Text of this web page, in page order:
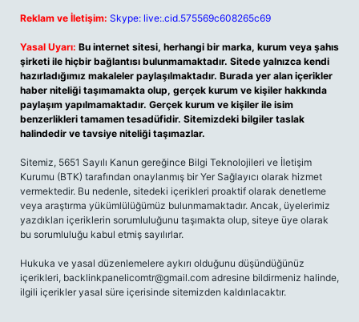
Reklam ve İletişim: Skype: live:.cid.575569c608265c69
Yasal Uyarı: Bu internet sitesi, herhangi bir marka, kurum veya şahıs
şirketi ile hiçbir bağlantısı bulunmamaktadır. Sitede yalnızca kendi
hazırladığımız makaleler paylaşılmaktadır. Burada yer alan içerikler
haber niteliği taşımamakta olup, gerçek kurum ve kişiler hakkında
paylaşım yapılmamaktadır. Gerçek kurum ve kişiler ile isim
benzerlikleri tamamen tesadüfidir. Sitemizdeki bilgiler taslak
halindedir ve tavsiye niteliği taşımazlar.
Sitemiz, 5651 Sayılı Kanun gereğince Bilgi Teknolojileri ve İletişim
Kurumu (BTK) tarafından onaylanmış bir Yer Sağlayıcı olarak hizmet
vermektedir. Bu nedenle, sitedeki içerikleri proaktif olarak denetleme
veya araştırma yükümlülüğümüz bulunmamaktadır. Ancak, üyelerimiz
yazdıkları içeriklerin sorumluluğunu taşımakta olup, siteye üye olarak
bu sorumluluğu kabul etmiş sayılırlar.
Hukuka ve yasal düzenlemelere aykırı olduğunu düşündüğünüz
içerikleri, backlinkpanelicomtr@gmail.com adresine bildirmeniz halinde,
ilgili içerikler yasal süre içerisinde sitemizden kaldırılacaktır.